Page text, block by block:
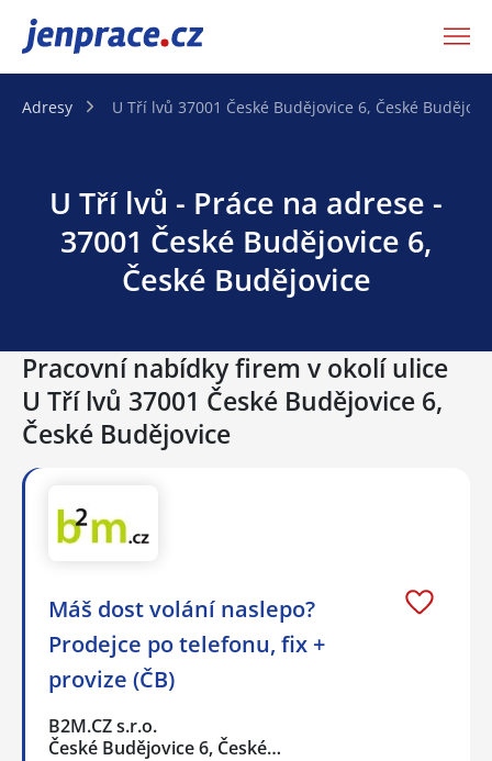
JenPráce.cz
Adresy U Tří lvů 37001 České Budějovice 6, České
U Tří lvů - Práce na adrese -
37001 České Budějovice 6,
České Budějovice
Pracovní nabídky firem v okolí ulice
U Tří lvů 37001 České Budějovice 6,
České Budějovice
Máš dost volání naslepo?
Prodejce po telefonu, fix +
provize (ČB)
B2M.CZ s.r.o.
České Budějovice 6, České…